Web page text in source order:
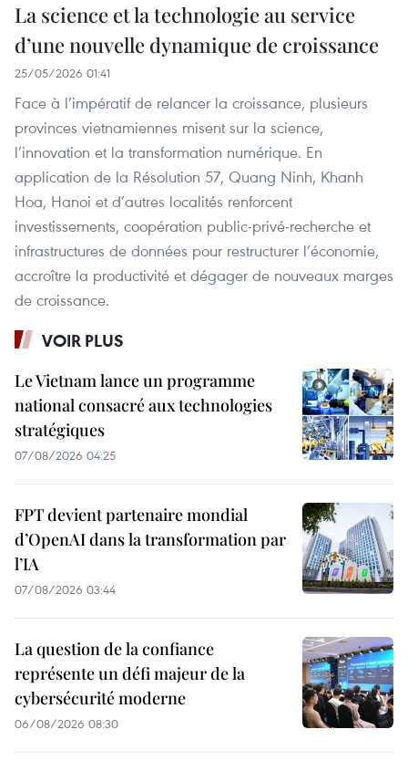
La science et la technologie au service
d’une nouvelle dynamique de croissance
25/05/2026 01:41
Face à l’impératif de relancer la croissance, plusieurs
provinces vietnamiennes misent sur la science,
l’innovation et la transformation numérique. En
application de la Résolution 57, Quang Ninh, Khanh
Hoa, Hanoi et d’autres localités renforcent
investissements, coopération public‑privé‑recherche et
infrastructures de données pour restructurer l’économie,
accroître la productivité et dégager de nouveaux marges
de croissance.
VOIR PLUS
Le Vietnam lance un programme
national consacré aux technologies
stratégiques
07/08/2026 04:25
FPT devient partenaire mondial
d’OpenAI dans la transformation par
l’IA
07/08/2026 03:44
La question de la confiance
représente un défi majeur de la
cybersécurité moderne
06/08/2026 08:30